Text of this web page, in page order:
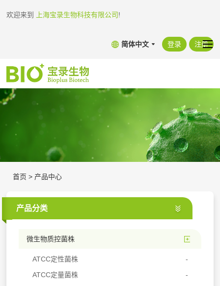
欢迎来到 上海宝录生物科技有限公司!
简体中文 登录 注册
首页 > 产品中心
产品分类
微生物质控菌株
ATCC定性菌株
ATCC定量菌株